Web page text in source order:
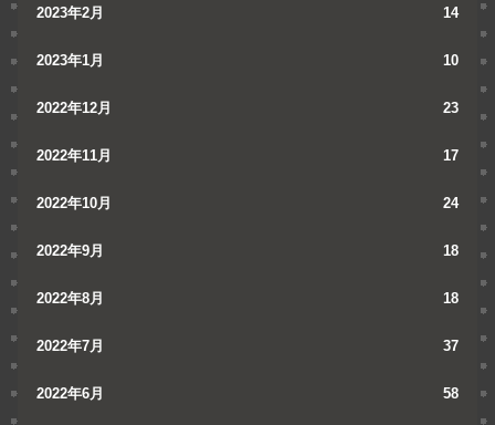
2023年2月 14
2023年1月 10
2022年12月 23
2022年11月 17
2022年10月 24
2022年9月 18
2022年8月 18
2022年7月 37
2022年6月 58